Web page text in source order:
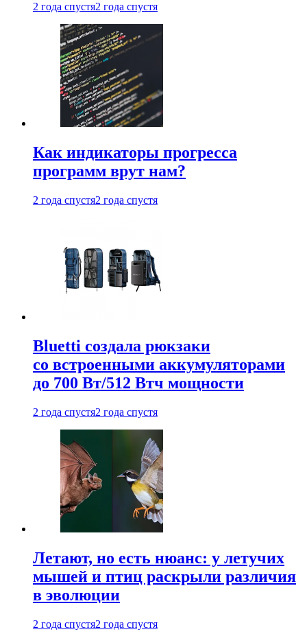
2 года спустя2 года спустя
Как индикаторы прогресса
программ врут нам?
2 года спустя2 года спустя
Bluetti создала рюкзаки
со встроенными аккумуляторами
до 700 Вт/512 Втч мощности
2 года спустя2 года спустя
Летают, но есть нюанс: у летучих
мышей и птиц раскрыли различия
в эволюции
2 года спустя2 года спустя